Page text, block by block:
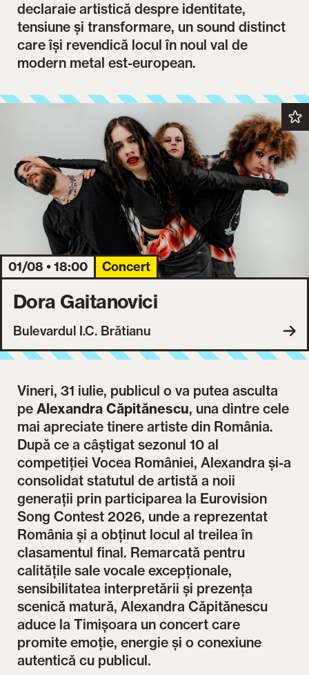
declaraie artistică despre identitate,
tensiune și transformare, un sound distinct
care își revendică locul în noul val de
modern metal est-european.
01/08 • 18:00 Concert
Dora Gaitanovici
Bulevardul I.C. Brătianu
Vineri, 31 iulie, publicul o va putea asculta
peAlexandra Căpitănescu, una dintre cele
mai apreciate tinere artiste din România.
După ce a câștigat sezonul 10 al
competiției Vocea României, Alexandra și-a
consolidat statutul de artistă a noii
generații prin participarea la Eurovision
Song Contest 2026, unde a reprezentat
România și a obținut locul al treilea în
clasamentul final. Remarcată pentru
calitățile sale vocale excepționale,
sensibilitatea interpretării și prezența
scenică matură, Alexandra Căpitănescu
aduce la Timișoara un concert care
promite emoție, energie și o conexiune
autentică cu publicul.